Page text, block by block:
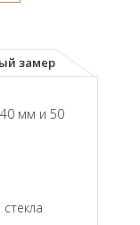
замер
мм и 50